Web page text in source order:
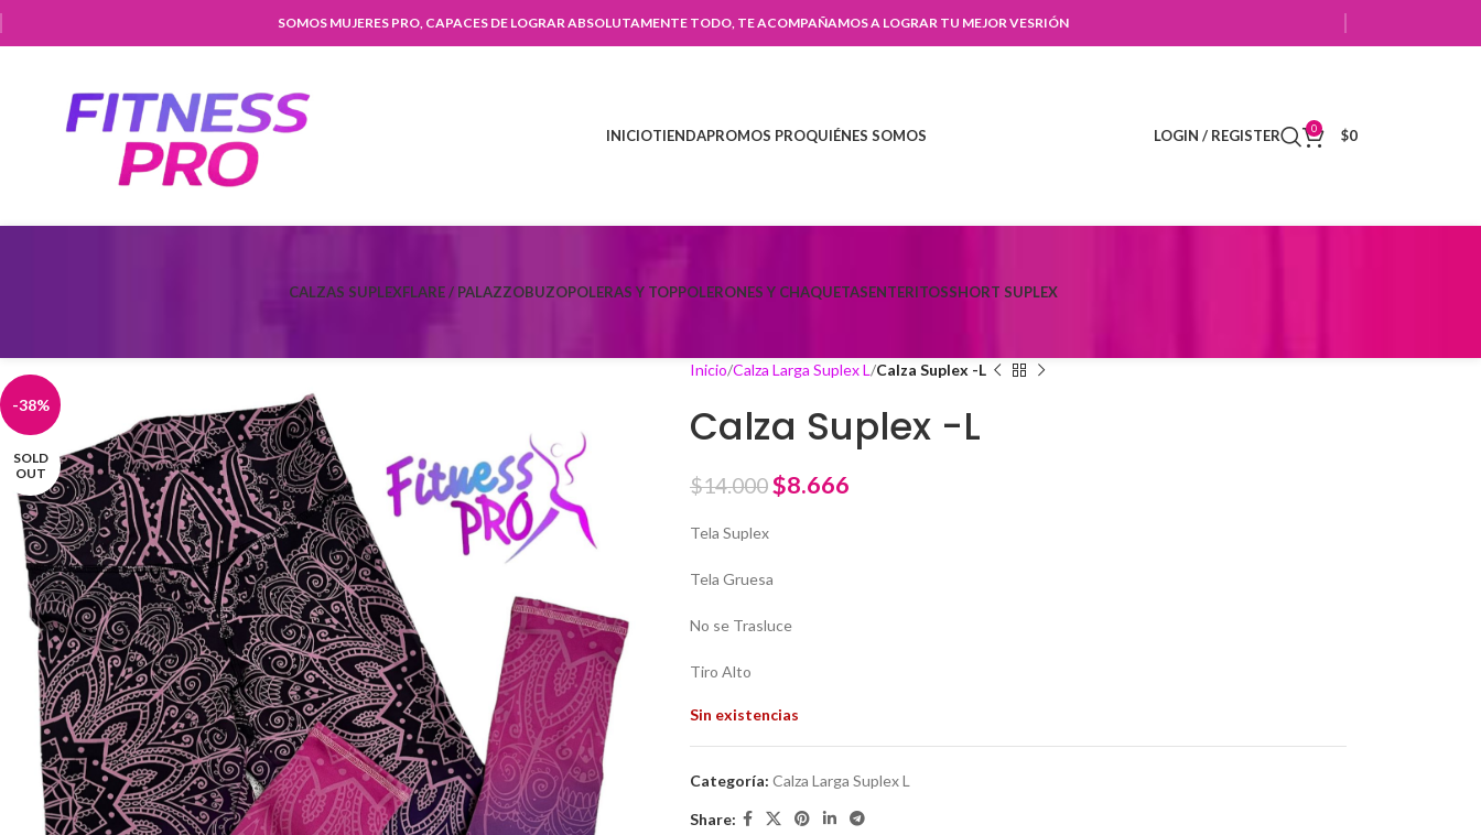
SOMOS MUJERES PRO, CAPACES DE LOGRAR ABSOLUTAMENTE TODO, TE ACOMPAÑAMOS A LOGRAR TU MEJOR VESRIÓN
INICIOTIENDAPROMOS PROQUIÉNES SOMOS LOGIN / REGISTER 0 $0
CALZAS SUPLEXFLARE / PALAZZOBUZOPOLERAS Y TOPPOLERONES Y CHAQUETASENTERITOSSHORT SUPLEX
-38%
SOLD
OUT
Inicio Calza Larga Suplex L Calza Suplex -L
Calza Suplex -L
$14.000$8.666
Tela Suplex
Tela Gruesa
No se Trasluce
Tiro Alto
Sin existencias
Categoría: Calza Larga Suplex L
Share: